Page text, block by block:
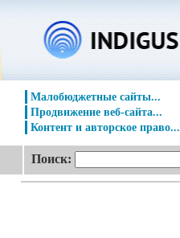
Малобюджетные сайты...
Продвижение веб-сайта...
Контент и авторское право...
Поиск: